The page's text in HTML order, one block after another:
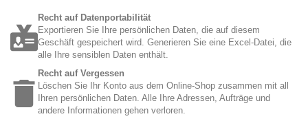
Recht auf Datenportabilität
Exportieren Sie Ihre persönlichen Daten, die auf diesem
Geschäft gespeichert wird. Generieren Sie eine Excel-Datei, die
alle Ihre sensiblen Daten enthält.
Recht auf Vergessen
Löschen Sie Ihr Konto aus dem Online-Shop zusammen mit all
Ihren persönlichen Daten. Alle Ihre Adressen, Aufträge und
andere Informationen gehen verloren.